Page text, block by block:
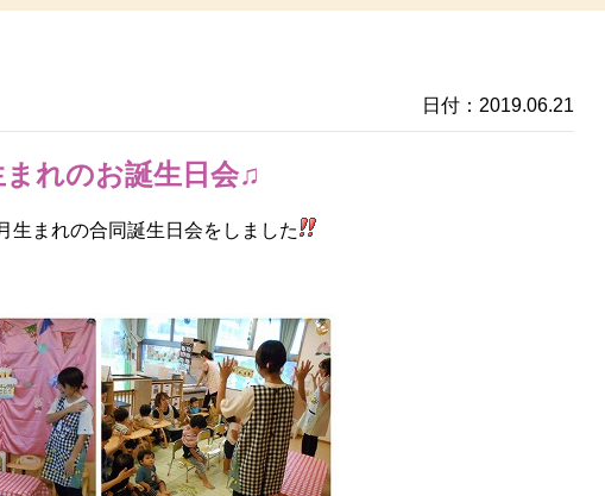
日付：2019.06.21
まれのお誕生日会♫
生まれの合同誕生日会をしました